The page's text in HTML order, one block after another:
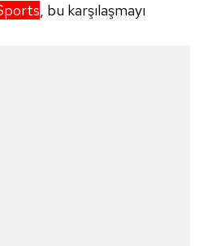
, bu karşılaşmayı